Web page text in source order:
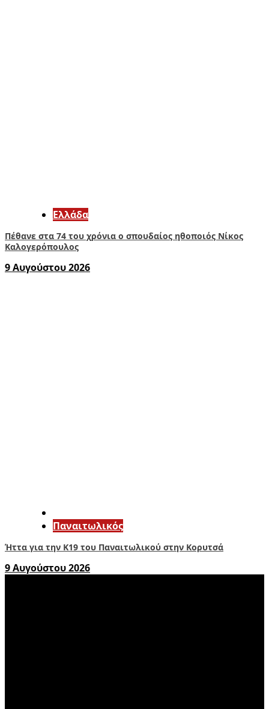
Ελλάδα
Πέθανε στα 74 του χρόνια ο σπουδαίος ηθοποιός Νίκος
Καλογερόπουλος
9 Αυγούστου 2026
Παναιτωλικός
Ήττα για την Κ19 του Παναιτωλικού στην Κορυτσά
9 Αυγούστου 2026